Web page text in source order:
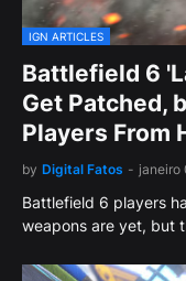
IGN ARTICLES
Battlefield 6
Get Patched,
Players From
by Digital Fatos - janeiro
Battlefield 6 players
weapons are yet, but